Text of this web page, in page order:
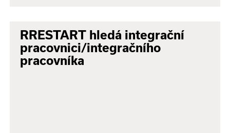
RRESTART hledá integrační
pracovnici/integračního
pracovníka